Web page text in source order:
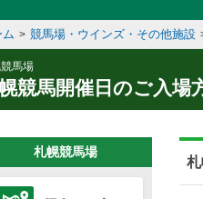
ム > 競馬場・ウインズ・その他施設
馬場
競馬開催日のご入場
札幌競馬場